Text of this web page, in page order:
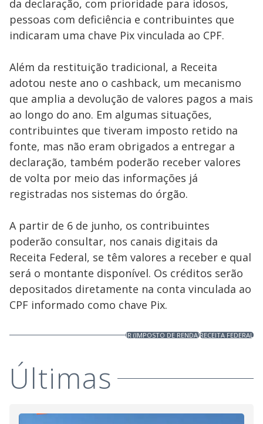
da declaração, com prioridade para idosos,
pessoas com deficiência e contribuintes que
indicaram uma chave Pix vinculada ao CPF.
Além da restituição tradicional, a Receita
adotou neste ano o cashback, um mecanismo
que amplia a devolução de valores pagos a mais
ao longo do ano. Em algumas situações,
contribuintes que tiveram imposto retido na
fonte, mas não eram obrigados a entregar a
declaração, também poderão receber valores
de volta por meio das informações já
registradas nos sistemas do órgão.
A partir de 6 de junho, os contribuintes
poderão consultar, nos canais digitais da
Receita Federal, se têm valores a receber e qual
será o montante disponível. Os créditos serão
depositados diretamente na conta vinculada ao
CPF informado como chave Pix.
IR (IMPOSTO DE RENDA)RECEITA FEDERAL
Últimas